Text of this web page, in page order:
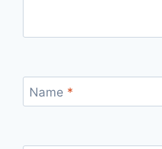
Name *